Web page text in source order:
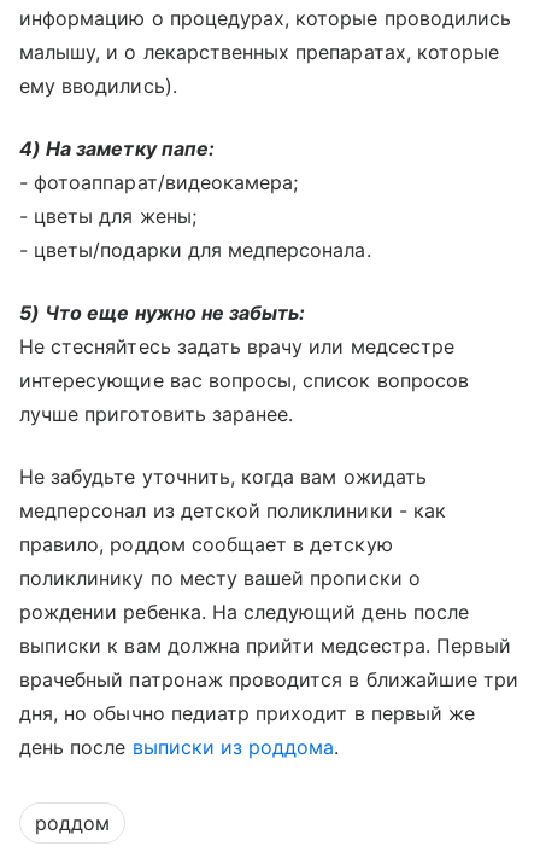
информацию о процедурах, которые проводились
малышу, и о лекарственных препаратах, которые
ему вводились).
4) На заметку папе:
- фотоаппарат/видеокамера;
- цветы для жены;
- цветы/подарки для медперсонала.
5) Что еще нужно не забыть:
Не стесняйтесь задать врачу или медсестре
интересующие вас вопросы, список вопросов
лучше приготовить заранее.
Не забудьте уточнить, когда вам ожидать
медперсонал из детской поликлиники - как
правило, роддом сообщает в детскую
поликлинику по месту вашей прописки о
рождении ребенка. На следующий день после
выписки к вам должна прийти медсестра. Первый
врачебный патронаж проводится в ближайшие три
дня, но обычно педиатр приходит в первый же
день после выписки из роддома.
роддом